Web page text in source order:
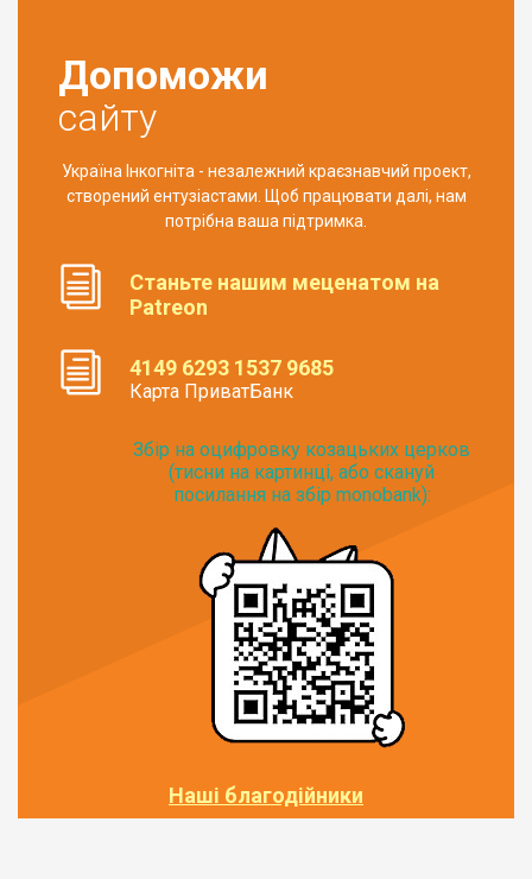
Допоможи
сайту
Україна Інкогніта - незалежний краєзнавчий проект,
створений ентузіастами. Щоб працювати далі, нам
потрібна ваша підтримка.
Станьте нашим меценатом на
Patreon
4149 6293 1537 9685
Карта ПриватБанк
Збір на оцифровку козацьких церков
(тисни на картинці, або скануй
посилання на збір monobank):
Наші благодійники